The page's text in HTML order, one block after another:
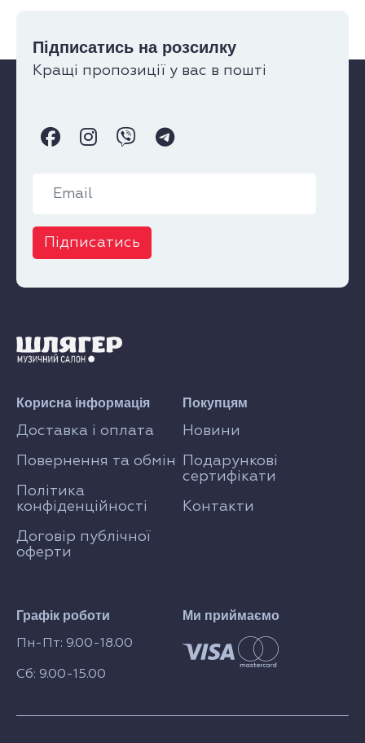
Підписатись на розсилку
Кращі пропозиції у вас в пошті
Підписатись
Графік роботи
Пн-Пт: 9.00-18.00
Сб: 9.00-15.00
Покупцям
Новини
Подарункові
сертифікати
Контакти
Корисна інформація
Доставка і оплата
Повернення та обмін
Політика
конфіденційності
Договір публічної
оферти
Ми приймаємо